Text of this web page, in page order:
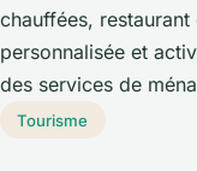
chauffées,
personnalisée et
des services de
Tourisme